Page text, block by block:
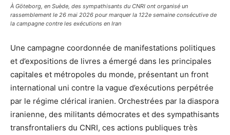
À Göteborg, en Suède, des sympathisants du CNRI ont organisé un
rassemblement le 26 mai 2026 pour marquer la 122e semaine consécutive de
la campagne contre les exécutions en Iran
Une campagne coordonnée de manifestations politiques
et d’expositions de livres a émergé dans les principales
capitales et métropoles du monde, présentant un front
international uni contre la vague d’exécutions perpétrée
par le régime clérical iranien. Orchestrées par la diaspora
iranienne, des militants démocrates et des sympathisants
transfrontaliers du CNRI, ces actions publiques très